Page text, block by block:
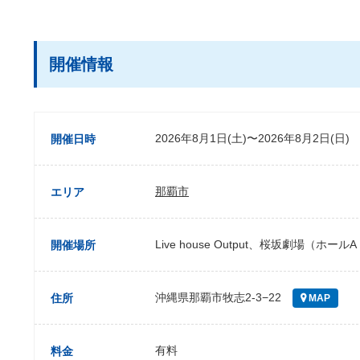
開催情報
開催日時 2026年8月1日(土)〜2026年8月2日(日)
エリア 那覇市
開催場所 Live house Output、桜坂劇場（ホールA
住所 沖縄県那覇市牧志2-3−22 MAP
料金 有料